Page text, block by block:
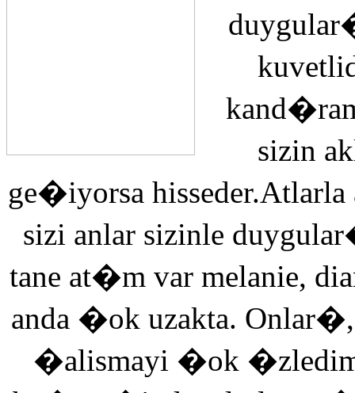
sizin
ge�iyorsa
sizi anlar sizinle
tane at�m var melanie,
anda �ok uzakta.
�alismayi �ok